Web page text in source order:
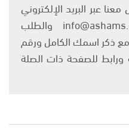
عبر البريد الإلكتروني
على العنوان التالي: info@ashams.com والطلب
ذكر اسمك الكامل ورقم
للصفحة ذات الصلة